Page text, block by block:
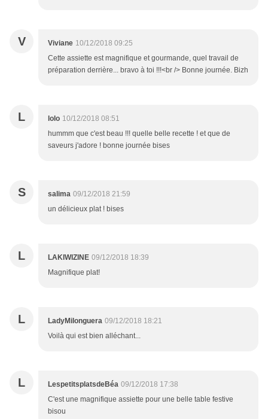
V Viviane 10/12/2018 09:25
Cette assiette est magnifique et gourmande, quel travail de
préparation derrière... bravo à toi !!!<br /> Bonne journée. Bizh
L lolo 10/12/2018 08:51
hummm que c'est beau !!! quelle belle recette ! et que de
saveurs j'adore ! bonne journée bises
S salima 09/12/2018 21:59
un délicieux plat ! bises
L LAKIWIZINE 09/12/2018 18:39
Magnifique plat!
L LadyMilonguera 09/12/2018 18:21
Voilà qui est bien alléchant...
L LespetitsplatsdeBéa 09/12/2018 17:38
C'est une magnifique assiette pour une belle table festive
bisou